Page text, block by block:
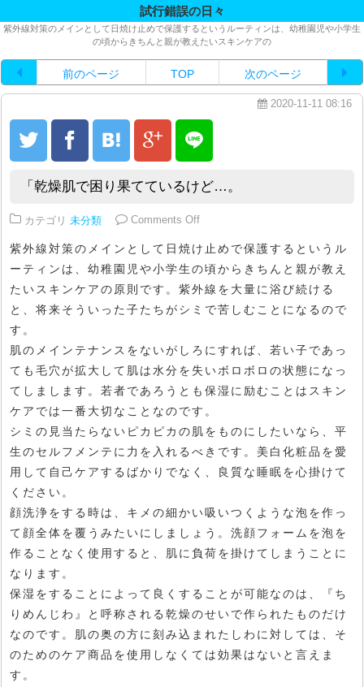
試行錯誤の日々
紫外線対策のメインとして日焼け止めで保護するというルーティンは、幼稚園児や小学生
の頃からきちんと親が教えたいスキンケアの
前のページ TOP 次のページ
2020-11-11 08:16
「乾燥肌で困り果てているけど…。
カテゴリ 未分類 Comments Offon 「乾燥肌で困り果てているけ
紫外線対策のメインとして日焼け止めで保護するというル
ーティンは、幼稚園児や小学生の頃からきちんと親が教え
たいスキンケアの原則です。紫外線を大量に浴び続ける
と、将来そういった子たちがシミで苦しむことになるので
す。
肌のメインテナンスをないがしろにすれば、若い子であっ
ても毛穴が拡大して肌は水分を失いボロボロの状態になっ
てしまします。若者であろうとも保湿に励むことはスキン
ケアでは一番大切なことなのです。
シミの見当たらないピカピカの肌をものにしたいなら、平
生のセルフメンテに力を入れるべきです。美白化粧品を愛
用して自己ケアするばかりでなく、良質な睡眠を心掛けて
ください。
顔洗浄をする時は、キメの細かい吸いつくような泡を作っ
て顔全体を覆うみたいにしましょう。洗顔フォームを泡を
作ることなく使用すると、肌に負荷を掛けてしまうことに
なります。
保湿をすることによって良くすることが可能なのは、『ち
りめんじわ』と呼称される乾燥のせいで作られたものだけ
なのです。肌の奥の方に刻み込まれたしわに対しては、そ
のためのケア商品を使用しなくては効果はないと言えま
す。